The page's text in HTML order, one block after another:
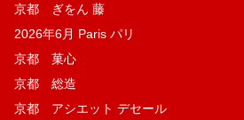
京都 ぎをん 藤
2026年6月 Paris パリ
京都 菓​心
京都 総造
京都 アシエット デセール